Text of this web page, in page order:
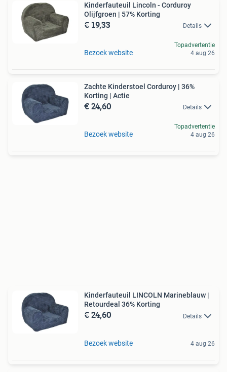
Kinderfauteuil Lincoln - Corduroy
Olijfgroen | 57% Korting
€ 19,33 Details
Bezoek website
Topadvertentie
4 aug 26
Zachte Kinderstoel Corduroy | 36%
Korting | Actie
€ 24,60 Details
Bezoek website
Topadvertentie
4 aug 26
Kinderfauteuil LINCOLN Marineblauw |
Retourdeal 36% Korting
€ 24,60 Details
Bezoek website 4 aug 26